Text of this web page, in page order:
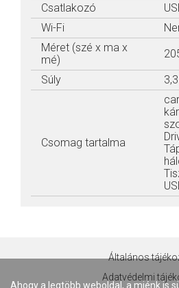
Csatlakozó
Wi-Fi
Méret (szé x ma x
mé)
Súly
Csomag tartalma
Általános
Adatvédelmi
Ahogy a legtöbb weboldal, a miénk is